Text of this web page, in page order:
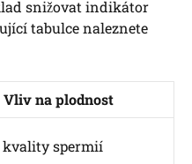
snižovat indikátor
tabulce naleznete
Vliv na plodnost
kvality spermií